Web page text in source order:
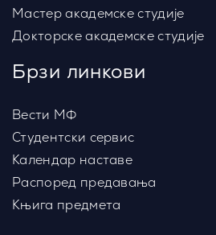
Мастер академске студије
Докторске академске студије
Брзи линкови
Вести МФ
Студентски сервис
Календар наставе
Распоред предавања
Књига предмета